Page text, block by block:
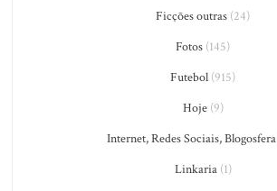
Ficções outras (24)
Fotos (145)
Futebol (915)
Hoje(9)
Internet, Redes Sociais, Blogosfera
Linkaria(1)